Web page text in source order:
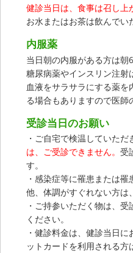
健診当日は、食事は召し上
お水またはお茶は飲んでい
内服薬
当日朝の内服がある方は朝
糖尿病薬やインスリン注射
血液をサラサラにする薬
る場合もありますので医師
受診当日のお願い
・ご自宅で検温していただ
は、ご受診できません。受
す。
・感染症等に罹患または
他、体調がすぐれない方は
・ご持参いただく物は、
ください。
・健診料金は、健診当日
ットカードを利用される